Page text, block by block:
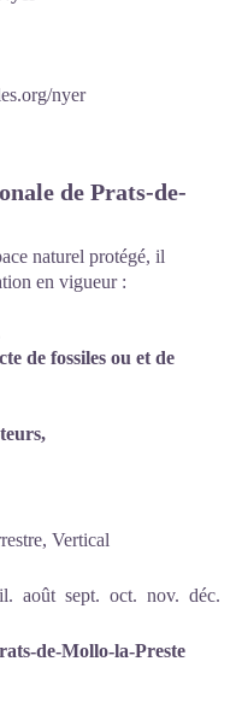
nyer
de Prats-de-
naturel protégé, il
en vigueur :
de fossiles ou et de
Vertical
août sept. oct. nov. déc.
de-Mollo-la-Preste